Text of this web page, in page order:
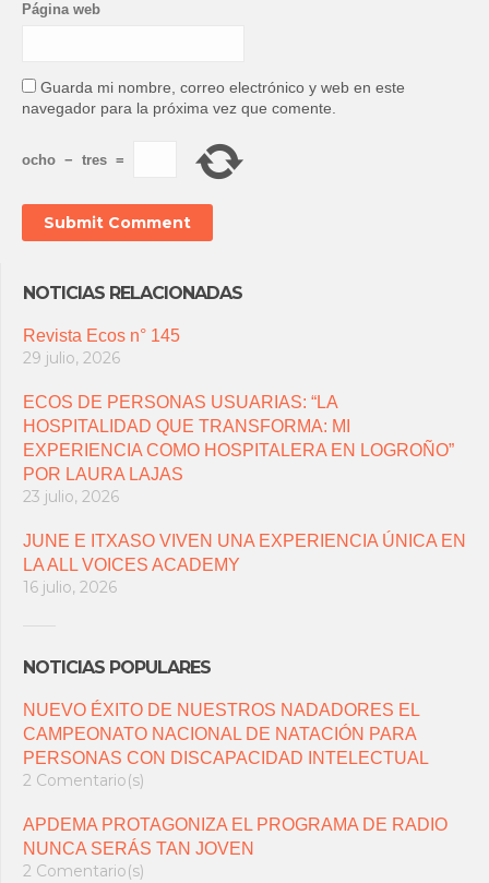
Página web
Guarda mi nombre, correo electrónico y web en este
navegador para la próxima vez que comente.
ocho − tres =
NOTICIAS RELACIONADAS
Revista Ecos n° 145
29 julio, 2026
ECOS DE PERSONAS USUARIAS: “LA
HOSPITALIDAD QUE TRANSFORMA: MI
EXPERIENCIA COMO HOSPITALERA EN LOGROÑO”
POR LAURA LAJAS
23 julio, 2026
JUNE E ITXASO VIVEN UNA EXPERIENCIA ÚNICA EN
LA ALL VOICES ACADEMY
16 julio, 2026
NOTICIAS POPULARES
NUEVO ÉXITO DE NUESTROS NADADORES EL
CAMPEONATO NACIONAL DE NATACIÓN PARA
PERSONAS CON DISCAPACIDAD INTELECTUAL
2 Comentario(s)
APDEMA PROTAGONIZA EL PROGRAMA DE RADIO
NUNCA SERÁS TAN JOVEN
2 Comentario(s)